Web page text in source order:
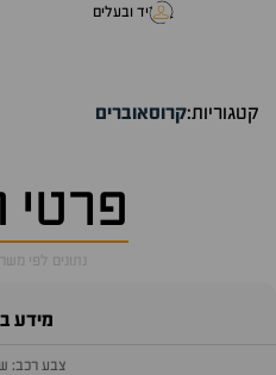
יד ובעלים
קטגוריות:קרוסאוברים
פרטי
נתונים לפי
מידע
צבע רכב: